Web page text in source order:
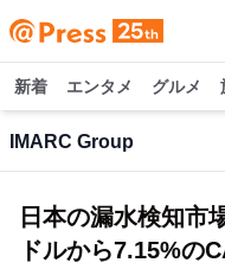
新着 エンタメ グルメ
IMARC Group
日本の漏水検知市
ドルから7.15%の